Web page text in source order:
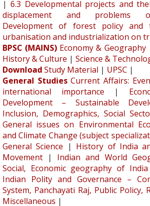
|6.3 Developmental projects and
displacement and problems
Development of forest policy and
urbanisation and industrialization on
BPSC (MAINS) Economy & Geography
History & Culture | Science &
Download Study Material | UPSC |
General Studies Current Affairs:
international importance |
Development – Sustainable
Inclusion, Demographics, Social
General issues on Environmental
and Climate Change (subject
General Science | History of India
Movement | Indian and World
Social, Economic geography of
Indian Polity and Governance –
System, Panchayati Raj, Public Policy,
Miscellaneous |